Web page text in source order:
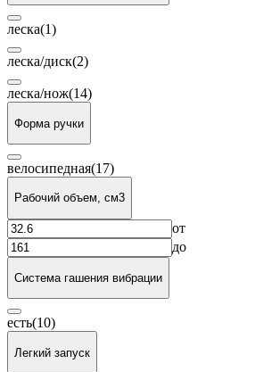
леска(1)
леска/диск(2)
леска/нож(14)
Форма ручки
велосипедная(17)
Рабочий объем, см3
от
до
Система гашения вибрации
есть(10)
Легкий запуск